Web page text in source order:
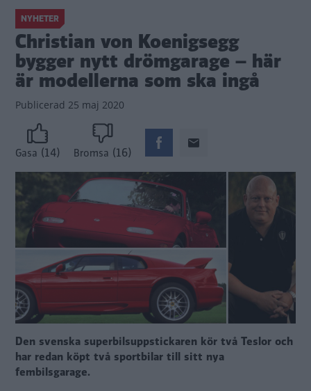
NYHETER
Christian von Koenigsegg
bygger nytt drömgarage – här
är modellerna som ska ingå
Publicerad 25 maj 2020
Gasa (14) Bromsa (16)
Den svenska superbilsuppstickaren kör två Teslor och
har redan köpt två sportbilar till sitt nya
fembilsgarage.